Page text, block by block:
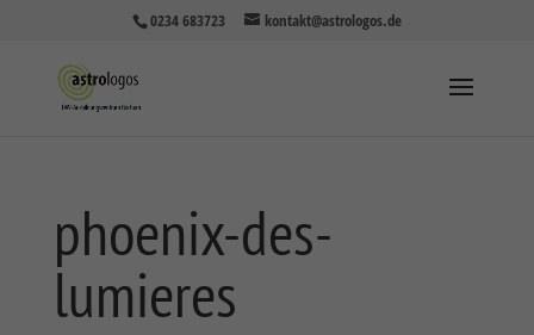
0234 683723 kontakt@astrologos.de
phoenix-des-
lumieres